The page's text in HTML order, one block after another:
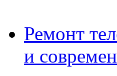
Ремонт
и